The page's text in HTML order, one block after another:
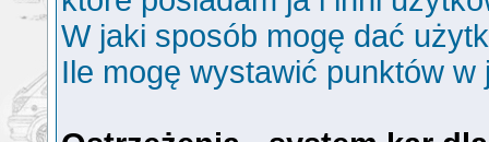
W jaki sposób mogę dać
Ile mogę wystawić punktów w